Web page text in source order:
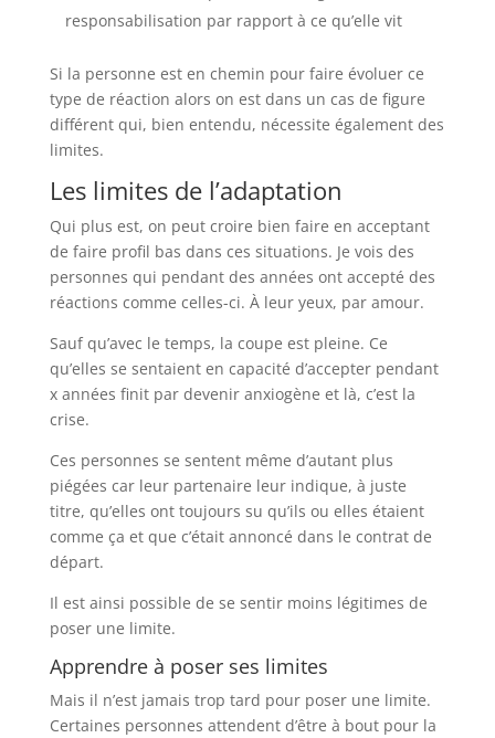
responsabilisation par rapport à ce qu’elle vit
Si la personne est en chemin pour faire évoluer ce
type de réaction alors on est dans un cas de figure
différent qui, bien entendu, nécessite également des
limites.
Les limites de l’adaptation
Qui plus est, on peut croire bien faire en acceptant
de faire profil bas dans ces situations. Je vois des
personnes qui pendant des années ont accepté des
réactions comme celles-ci. À leur yeux, par amour.
Sauf qu’avec le temps, la coupe est pleine. Ce
qu’elles se sentaient en capacité d’accepter pendant
x années finit par devenir anxiogène et là, c’est la
crise.
Ces personnes se sentent même d’autant plus
piégées car leur partenaire leur indique, à juste
titre, qu’elles ont toujours su qu’ils ou elles étaient
comme ça et que c’était annoncé dans le contrat de
départ.
Il est ainsi possible de se sentir moins légitimes de
poser une limite.
Apprendre à poser ses limites
Mais il n’est jamais trop tard pour poser une limite.
Certaines personnes attendent d’être à bout pour la